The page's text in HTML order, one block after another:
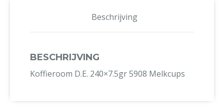
Beschrijving
BESCHRIJVING
Koffieroom D.E. 240×7.5gr 5908 Melkcups